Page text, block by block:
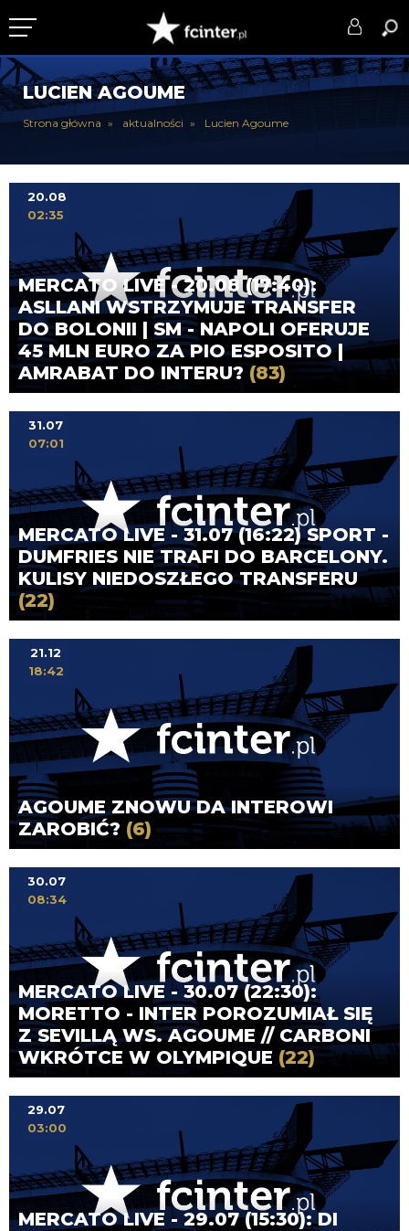
KLUB
DRUŻYNA
PUCHARY
DLA TIFOSICH
SERWIS
LUCIEN AGOUME
Strona główna aktualności Lucien Agoume
MERCATO LIVE - 20.08 (17:40):
ASLLANI WSTRZYMUJE TRANSFER
DO BOLONII | SM - NAPOLI OFERUJE
45 MLN EURO ZA PIO ESPOSITO |
AMRABAT DO INTERU? (83)
20.08
02:35
MERCATO LIVE - 31.07 (16:22) SPORT -
DUMFRIES NIE TRAFI DO BARCELONY.
KULISY NIEDOSZŁEGO TRANSFERU
(22)
31.07
07:01
AGOUME ZNOWU DA INTEROWI
ZAROBIĆ? (6)
21.12
18:42
MERCATO LIVE - 30.07 (22:30):
MORETTO - INTER POROZUMIAŁ SIĘ
Z SEVILLĄ WS. AGOUME // CARBONI
WKRÓTCE W OLYMPIQUE (22)
30.07
08:34
MERCATO LIVE - 29.07 (15:30): DI
29.07
03:00